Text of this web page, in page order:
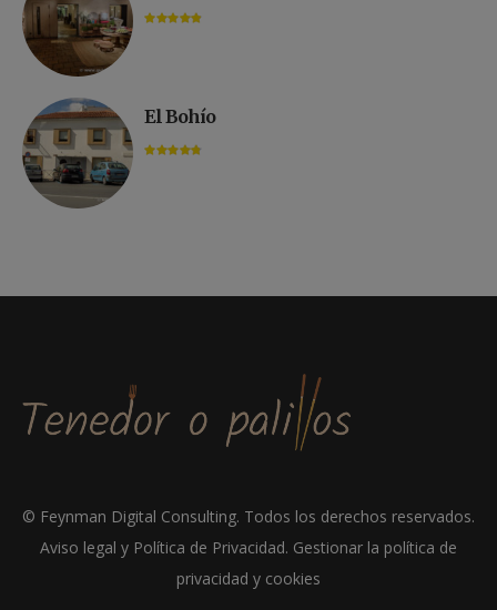
El Bohío
© Feynman Digital Consulting. Todos los derechos reservados.
Aviso legal y Política de Privacidad. Gestionar la política de
privacidad y cookies